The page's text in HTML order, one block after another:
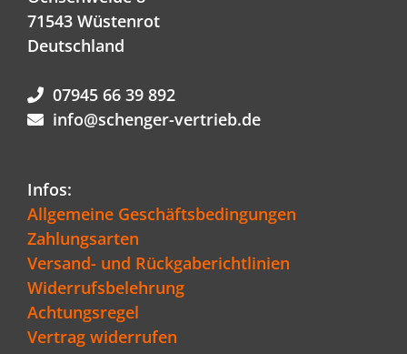
71543 Wüstenrot
Deutschland
07945 66 39 892
info@schenger-vertrieb.de
Infos:
Allgemeine Geschäftsbedingungen
Zahlungsarten
Versand- und Rückgaberichtlinien
Widerrufsbelehrung
Achtungsregel
Vertrag widerrufen